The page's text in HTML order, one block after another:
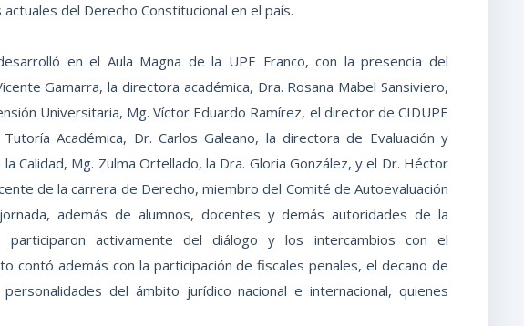
del Derecho Constitucional en el país.
en el Aula Magna de la UPE Franco, con la presencia del
Gamarra, la directora académica, Dra. Rosana Mabel Sansiviero,
Universitaria, Mg. Víctor Eduardo Ramírez, el director de CIDUPE
Académica, Dr. Carlos Galeano, la directora de Evaluación y
Calidad, Mg. Zulma Ortellado, la Dra. Gloria González, y el Dr. Héctor
de la carrera de Derecho, miembro del Comité de Autoevaluación
además de alumnos, docentes y demás autoridades de la
participaron activamente del diálogo y los intercambios con el
contó además con la participación de fiscales penales, el decano de
del ámbito jurídico nacional e internacional, quienes